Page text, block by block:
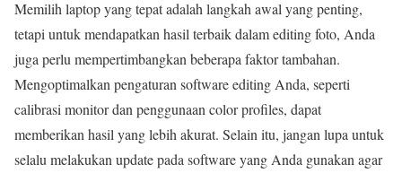
Memilih laptop yang tepat adalah langkah awal yang penting,
tetapi untuk mendapatkan hasil terbaik dalam editing foto, Anda
juga perlu mempertimbangkan beberapa faktor tambahan.
Mengoptimalkan pengaturan software editing Anda, seperti
calibrasi monitor dan penggunaan color profiles, dapat
memberikan hasil yang lebih akurat. Selain itu, jangan lupa untuk
selalu melakukan update pada software yang Anda gunakan agar